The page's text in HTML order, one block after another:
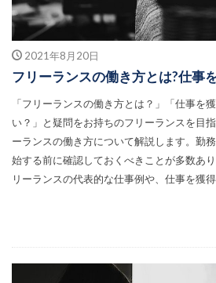
2021年8月20日
フリーランスの働き方とは?仕事
「フリーランスの働き方とは？」「仕事を
い？」と疑問をお持ちのフリーランスを目
ーランスの働き方について解説します。勤
始する前に確認しておくべきことが多数あ
リーランスの代表的な仕事例や、仕事を獲